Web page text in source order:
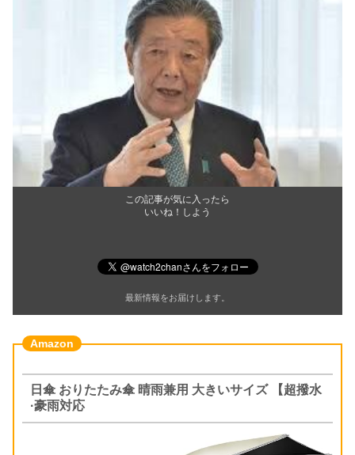
この記事が気に入ったら
いいね！しよう
最新情報をお届けします。
日傘 おりたたみ傘 晴雨兼用 大きいサイズ 【超撥水
·豪雨対応